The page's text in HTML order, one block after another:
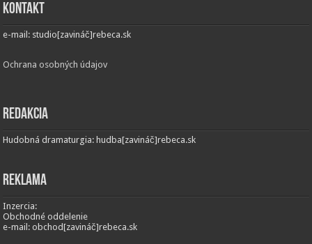
Kontakt
e-mail: studio[zavináč]rebeca.sk
Ochrana osobných údajov
Redakcia
Hudobná dramaturgia: hudba[zavináč]rebeca.sk
Reklama
Inzercia:
Obchodné oddelenie
e-mail: obchod[zavináč]rebeca.sk